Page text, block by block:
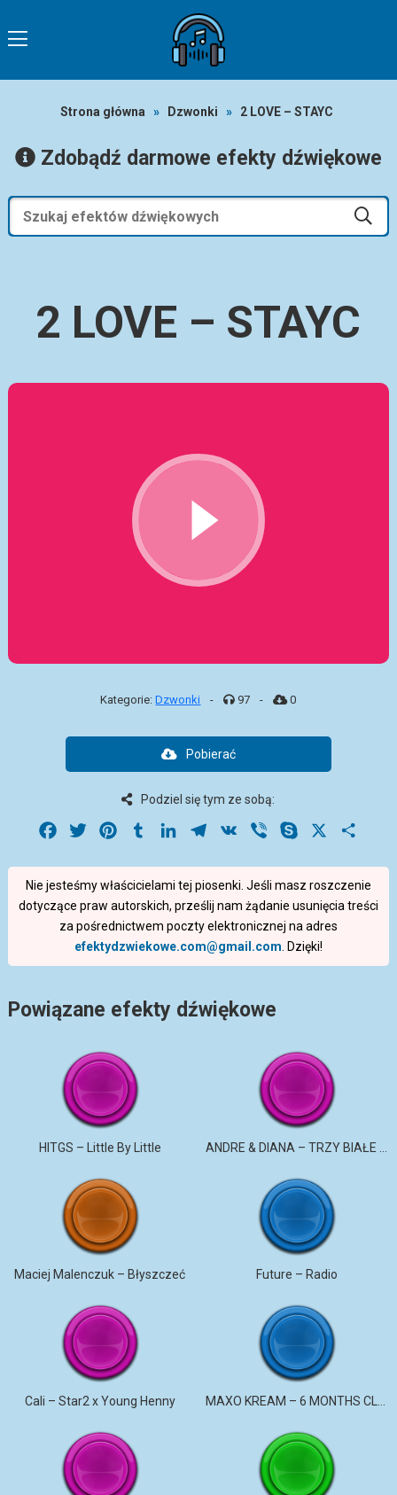
Strona główna » Dzwonki » 2 LOVE – STAYC
Zdobądź darmowe efekty dźwiękowe
2 LOVE – STAYC
Kategorie:Dzwonki - 97 - 0
Pobierać
Podziel się tym ze sobą:
Facebook
Twitter PinterestTumblrLinkedInTelegram
VK Viber Skype
Nie jesteśmy właścicielami tej piosenki. Jeśli masz roszczenie
dotyczące praw autorskich, prześlij nam żądanie usunięcia treści
za pośrednictwem poczty elektronicznej na adres
efektydzwiekowe.com@gmail.com . Dzięki!
Powiązane efekty dźwiękowe
HITGS – Little By Little
Maciej Malenczuk – Błyszczeć Future – Radio
Cali – Star2 x Young Henny